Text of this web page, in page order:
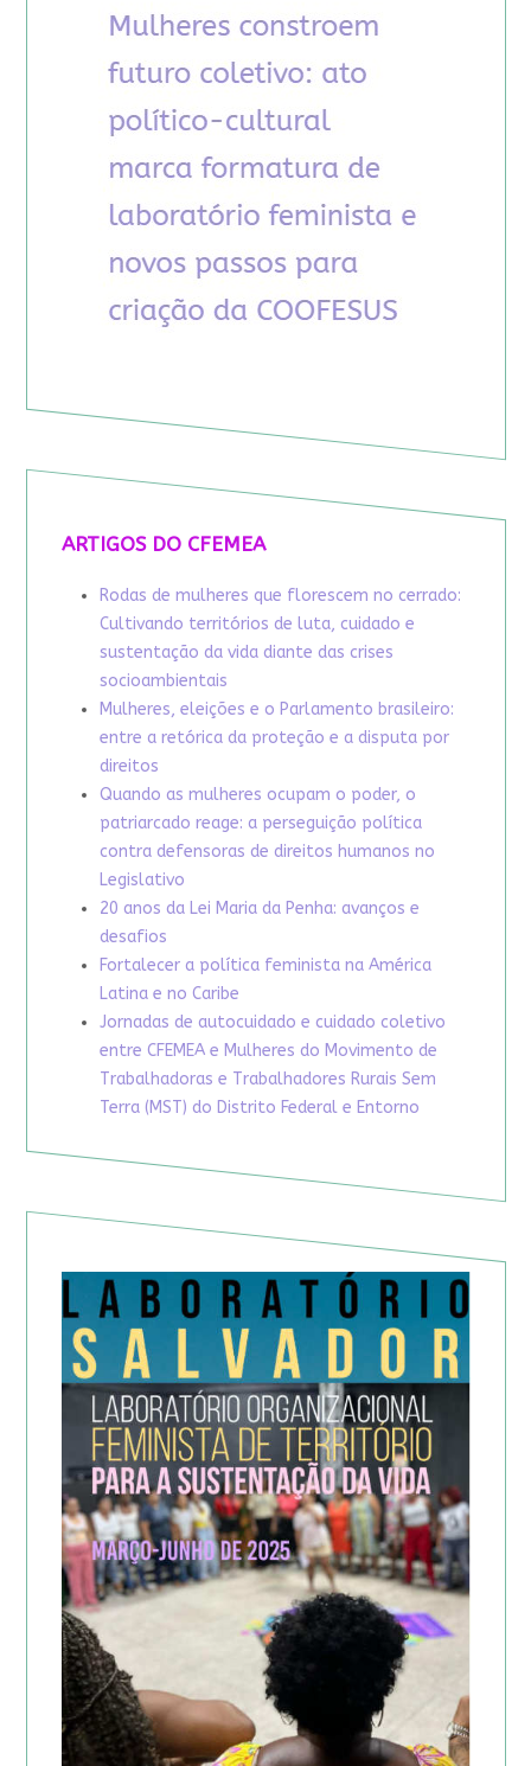
ARTIGOS DO CFEMEA
Rodas de mulheres que florescem no cerrado:
Cultivando territórios de luta, cuidado e
sustentação da vida diante das crises
socioambientais
Mulheres, eleições e o Parlamento brasileiro:
entre a retórica da proteção e a disputa por
direitos
Quando as mulheres ocupam o poder, o
patriarcado reage: a perseguição política
contra defensoras de direitos humanos no
Legislativo
20 anos da Lei Maria da Penha: avanços e
desafios
Fortalecer a política feminista na América
Latina e no Caribe
Jornadas de autocuidado e cuidado coletivo
entre CFEMEA e Mulheres do Movimento de
Trabalhadoras e Trabalhadores Rurais Sem
Terra (MST) do Distrito Federal e Entorno